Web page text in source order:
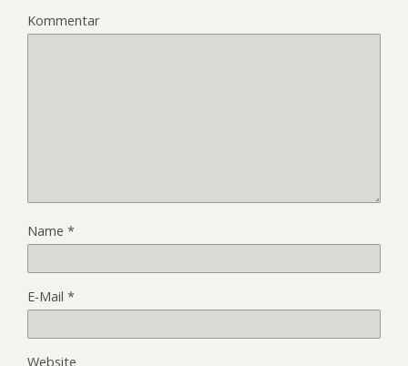
Kommentar
Name *
E-Mail *
Website